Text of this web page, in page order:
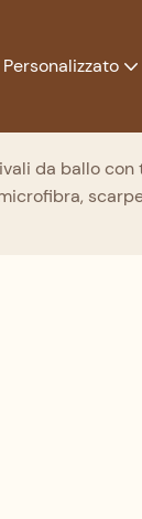
Personalizzato
da ballo con